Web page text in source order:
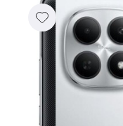
Реквизиты
Контакты
Гарантия